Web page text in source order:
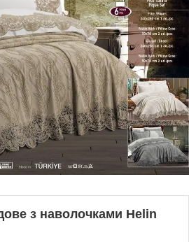
з наволочками Helin